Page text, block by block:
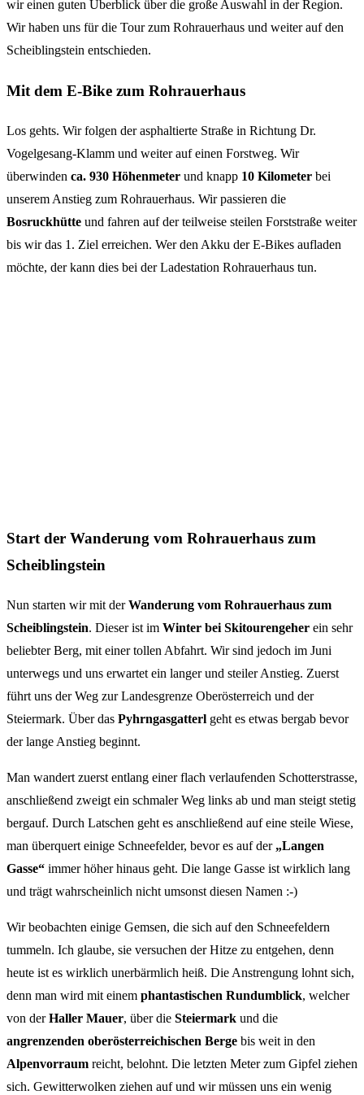
wir einen guten Überblick über die große Auswahl in der Region.
Wir haben uns für die Tour zum Rohrauerhaus und weiter auf den
Scheiblingstein entschieden.
Mit dem E-Bike zum Rohrauerhaus
Los gehts. Wir folgen der asphaltierte Straße in Richtung Dr.
Vogelgesang-Klamm und weiter auf einen Forstweg. Wir
überwinden ca. 930 Höhenmeter und knapp 10 Kilometer bei
unserem Anstieg zum Rohrauerhaus. Wir passieren die
Bosruckhütte und fahren auf der teilweise steilen Forststraße weiter
bis wir das 1. Ziel erreichen. Wer den Akku der E-Bikes aufladen
möchte, der kann dies bei der Ladestation Rohrauerhaus tun.
Start der Wanderung vom Rohrauerhaus zum
Scheiblingstein
Nun starten wir mit derWanderung vom Rohrauerhaus zum
Scheiblingstein. Dieser ist im Winter bei Skitourengeher ein sehr
beliebter Berg, mit einer tollen Abfahrt. Wir sind jedoch im Juni
unterwegs und uns erwartet ein langer und steiler Anstieg. Zuerst
führt uns der Weg zur Landesgrenze Oberösterreich und der
Steiermark. Über das Pyhrngasgatterl geht es etwas bergab bevor
der lange Anstieg beginnt.
Man wandert zuerst entlang einer flach verlaufenden Schotterstrasse,
anschließend zweigt ein schmaler Weg links ab und man steigt stetig
bergauf. Durch Latschen geht es anschließend auf eine steile Wiese,
man überquert einige Schneefelder, bevor es auf der „Langen
Gasse“ immer höher hinaus geht. Die lange Gasse ist wirklich lang
und trägt wahrscheinlich nicht umsonst diesen Namen :-)
Wir beobachten einige Gemsen, die sich auf den Schneefeldern
tummeln. Ich glaube, sie versuchen der Hitze zu entgehen, denn
heute ist es wirklich unerbärmlich heiß. Die Anstrengung lohnt sich,
denn man wird mit einem phantastischen Rundumblick, welcher
von derHaller Mauer, über die Steiermark und die
angrenzenden oberösterreichischen Berge bis weit in den
Alpenvorraum reicht, belohnt. Die letzten Meter zum Gipfel ziehen
sich. Gewitterwolken ziehen auf und wir müssen uns ein wenig